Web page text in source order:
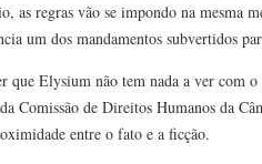
as regras vão se impondo na mesma
um dos mandamentos subvertidos
que Elysium não tem nada a ver com
Comissão de Direitos Humanos da
entre o fato e a ficção.